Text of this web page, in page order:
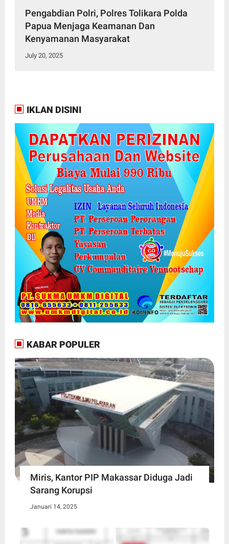
Pengabdian Polri, Polres Tolikara Polda
Papua Menjaga Keamanan Dan
Kenyamanan Masyarakat
July 20, 2025
IKLAN DISINI
KABAR POPULER
Miris, Kantor PIP Makassar Diduga Jadi
Sarang Korupsi
Januari 14, 2025